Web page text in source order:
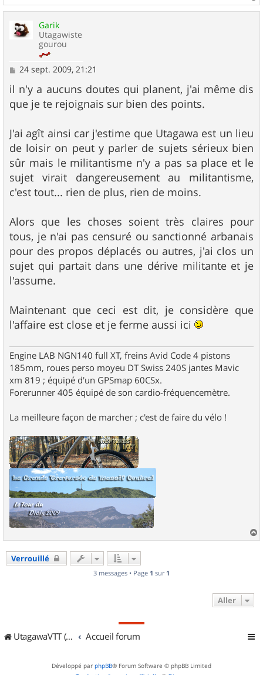
a
Garik
Utagawiste
gourou
M
s
s
a
24 sept. 2009, 21:21
il n'y a aucuns doutes qui planent, j'ai même dis
que je te rejoignais sur bien des points.
J'ai agît ainsi car j'estime que Utagawa est un lieu
de loisir on peut y parler de sujets sérieux bien
sûr mais le militantisme n'y a pas sa place et le
sujet virait dangereusement au militantisme,
c'est tout... rien de plus, rien de moins.
Alors que les choses soient très claires pour
tous, je n'ai pas censuré ou sanctionné arbanais
pour des propos déplacés ou autres, j'ai clos un
sujet qui partait dans une dérive militante et je
l'assume.
Maintenant que ceci est dit, je considère que
l'affaire est close et je ferme aussi ici
Engine LAB NGN140 full XT, freins Avid Code 4 pistons
185mm, roues perso moyeu DT Swiss 240S jantes Mavic
xm 819 ; équipé d'un GPSmap 60CSx.
Forerunner 405 équipé de son cardio-fréquencemètre.
La meilleure façon de marcher ; c'est de faire du vélo !
a
Verrouillé
3 messages • Page 1 sur 1
Aller
UtagawaVTT (Randos VTT et VTTAE avec traces GPS) Accueil forum
Développé par phpBB® Forum Software © phpBB Limited